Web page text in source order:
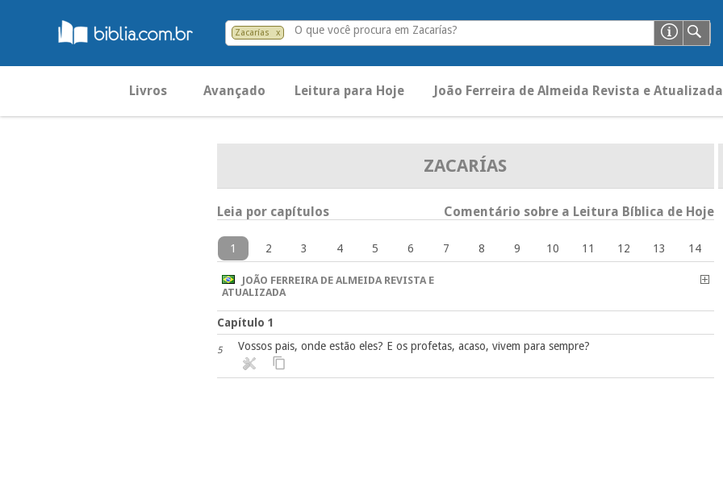
Zacarías x O que você procura em Zacarías?
Livros Avançado Leitura para Hoje João Ferreira de Almeida Revista e Atualizada
ZACARÍAS
Leia por capítulos Comentário sobre a Leitura Bíblica de Hoje
1 2 3 4 5 6 7 8 9 10 11 12 13 14
JOÃO FERREIRA DE ALMEIDA REVISTA E
ATUALIZADA
Capítulo 1
5 Vossos pais, onde estão eles? E os profetas, acaso, vivem para sempre?